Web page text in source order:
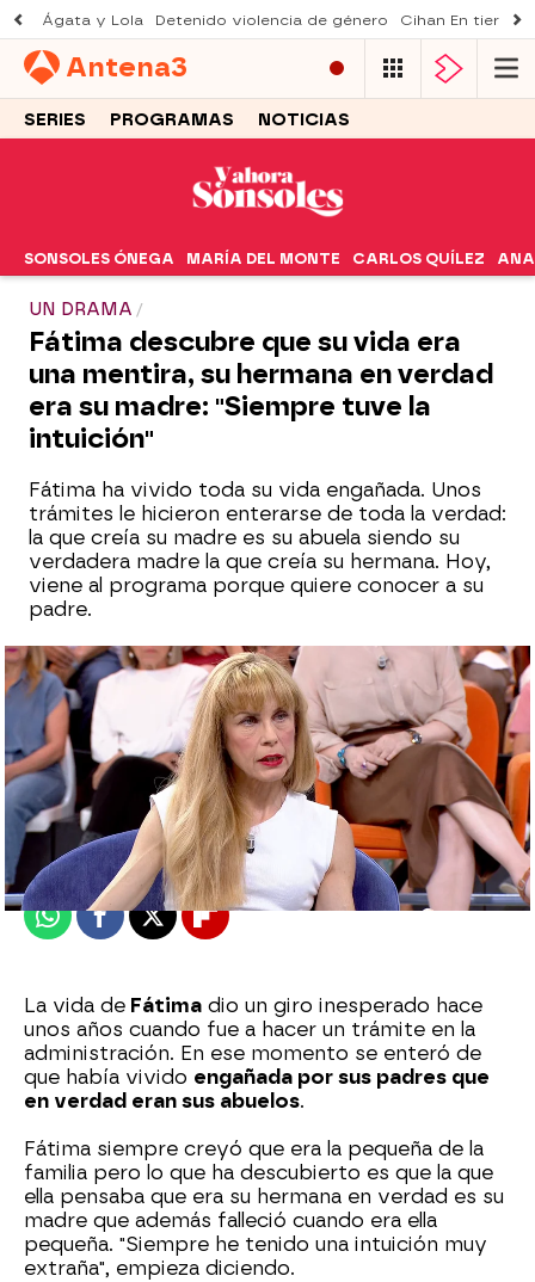
Ágata y Lola Detenido violencia de género Cihan En tierra
Antena3
SERIES PROGRAMAS NOTICIAS
SONSOLES ÓNEGA MARÍA DEL MONTE CARLOS QUÍLEZ ANA
UN DRAMA
Fátima descubre que su vida era
una mentira, su hermana en verdad
era su madre: "Siempre tuve la
intuición"
Fátima ha vivido toda su vida engañada. Unos
trámites le hicieron enterarse de toda la verdad:
la que creía su madre es su abuela siendo su
verdadera madre la que creía su hermana. Hoy,
viene al programa porque quiere conocer a su
padre.
Marta Requejo
Publicado:01 de julio de 2025, 19:07
WhatsappFacebook
X Flipboard
La vida de Fátima dio un giro inesperado hace
unos años cuando fue a hacer un trámite en la
administración. En ese momento se enteró de
que había vivido engañada por sus padres que
en verdad eran sus abuelos.
Fátima siempre creyó que era la pequeña de la
familia pero lo que ha descubierto es que la que
ella pensaba que era su hermana en verdad es su
madre que además falleció cuando era ella
pequeña. "Siempre he tenido una intuición muy
extraña", empieza diciendo.